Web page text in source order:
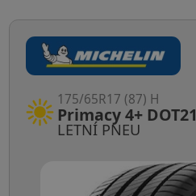
LETNÍ PNEU
Primacy 4+ DOT21
175/65R17 (87) H